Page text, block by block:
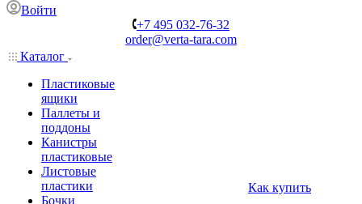
Войти
+7 495 032-76-32
order@verta-tara.com
Каталог
Пластиковые
ящики
Паллеты и
поддоны
Канистры
пластиковые
Листовые
пластики
Бочки
Как купить